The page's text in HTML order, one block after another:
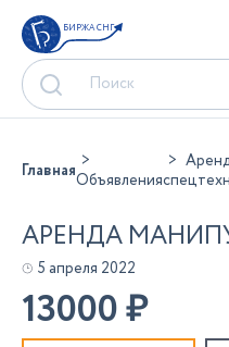
БИРЖА СНГ
ГлавнаяОбъявления
АРЕНДА
5 апреля 2022
13000₽